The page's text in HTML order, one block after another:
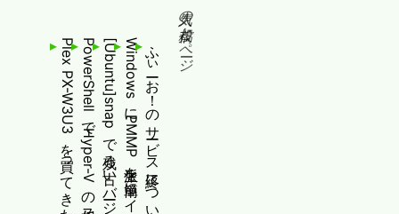
人気の投稿とページ
ふぃーお！のサービス終了について
Plex PX-W3U3を買ってきた